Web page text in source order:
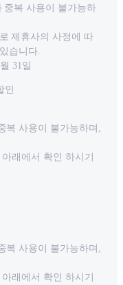
중복 사용이 불가능하
제휴사의 사정에 따
습니다.
31일
인
복 사용이 불가능하며,
래에서 확인 하시기
복 사용이 불가능하며,
래에서 확인 하시기